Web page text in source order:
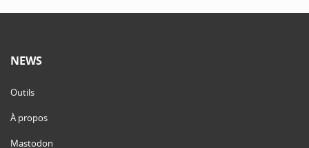
NEWS
Outils
À propos
Mastodon